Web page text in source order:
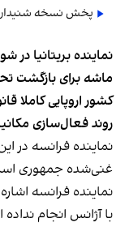
پخش نسخه
نماینده بریتانیا
ماشه برای بازگشت
کشور اروپایی کاملا
روند فعال‌سازی
نماینده فرانسه در
غنی‌شده جمهوری
نماینده فرانسه
با آژانس انجام